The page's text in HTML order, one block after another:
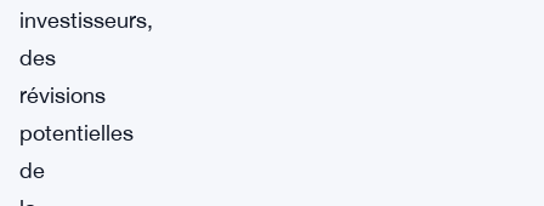
investisseurs,
des
révisions
potentielles
de